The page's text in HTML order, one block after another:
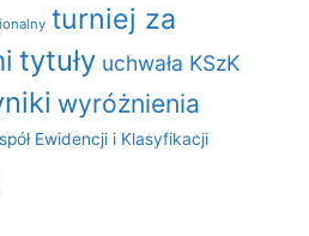
turniej za
tytuły uchwała KSzK
wyróżnienia
Ewidencji i Klasyfikacji